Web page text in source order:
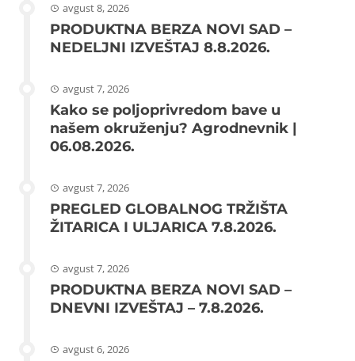
avgust 8, 2026
PRODUKTNA BERZA NOVI SAD –
NEDELJNI IZVEŠTAJ 8.8.2026.
avgust 7, 2026
Kako se poljoprivredom bave u
našem okruženju? Agrodnevnik |
06.08.2026.
avgust 7, 2026
PREGLED GLOBALNOG TRŽIŠTA
ŽITARICA I ULJARICA 7.8.2026.
avgust 7, 2026
PRODUKTNA BERZA NOVI SAD –
DNEVNI IZVEŠTAJ – 7.8.2026.
avgust 6, 2026